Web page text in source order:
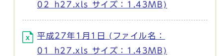
02_h27.xls サイズ：1.43MB)
平成27年1月1日 (ファイル名：
01_h27.xls サイズ：1.43MB)